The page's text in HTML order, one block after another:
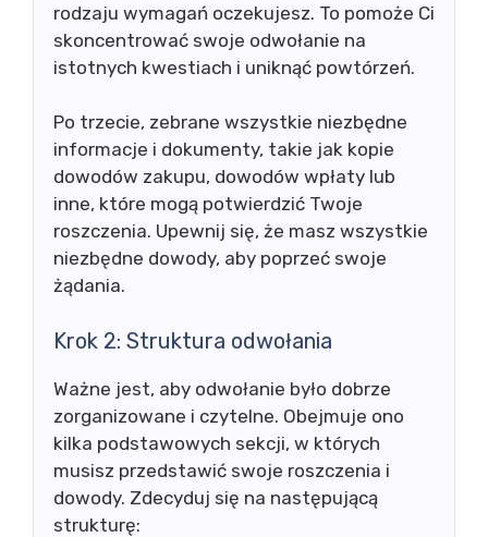
rodzaju wymagań oczekujesz. To pomoże Ci
skoncentrować swoje odwołanie na
istotnych kwestiach i uniknąć powtórzeń.
Po trzecie, zebrane wszystkie niezbędne
informacje i dokumenty, takie jak kopie
dowodów zakupu, dowodów wpłaty lub
inne, które mogą potwierdzić Twoje
roszczenia. Upewnij się, że masz wszystkie
niezbędne dowody, aby poprzeć swoje
żądania.
Krok 2: Struktura odwołania
Ważne jest, aby odwołanie było dobrze
zorganizowane i czytelne. Obejmuje ono
kilka podstawowych sekcji, w których
musisz przedstawić swoje roszczenia i
dowody. Zdecyduj się na następującą
strukturę: